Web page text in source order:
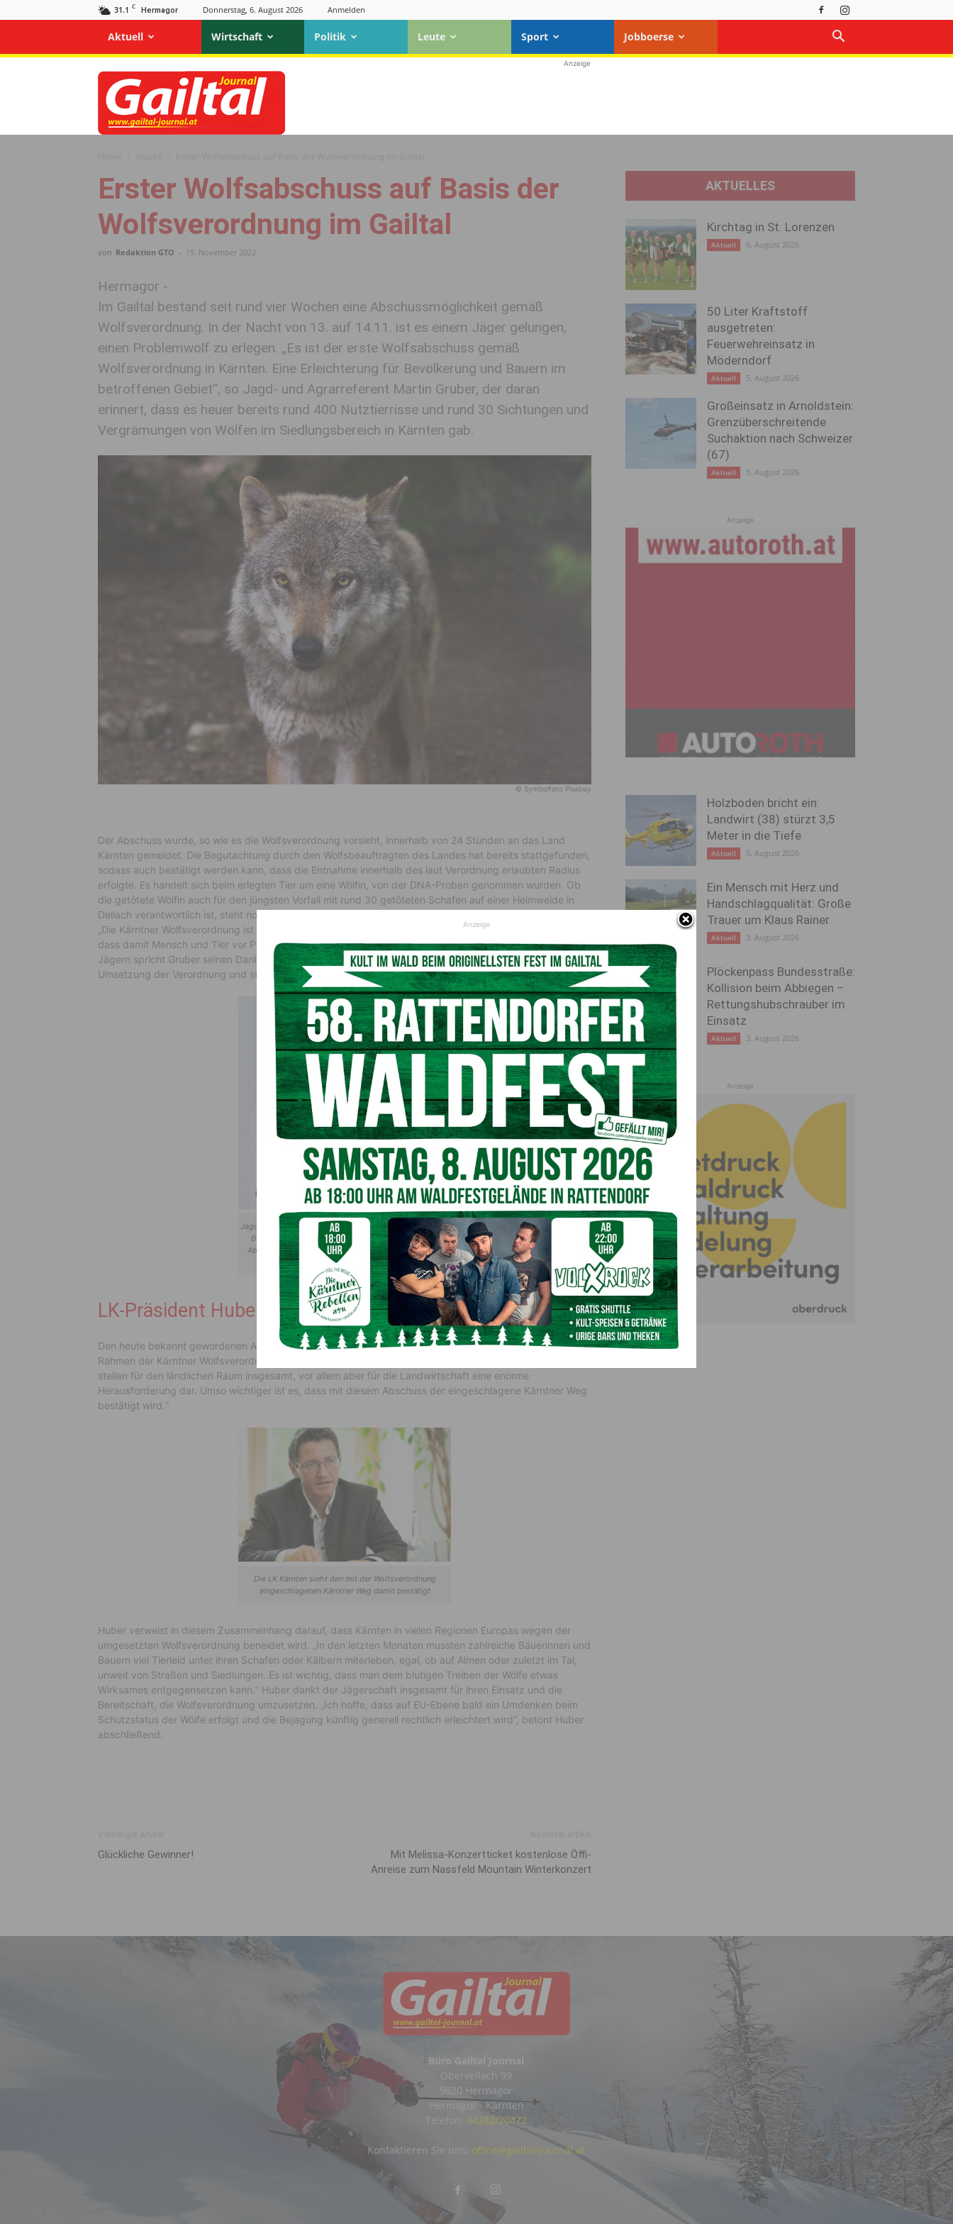
31.1 C Hermagor Donnerstag, 6. August 2026 Anmelden
Aktuell Wirtschaft Politik Leute Sport Jobboerse
Gailtal
Journal
Anzeige
Erster Wolfsabschuss auf Basis der
Wolfsverordnung im Gailtal
von Redaktion GTO - 15. November 2022
Hermagor -
Im Gailtal bestand seit rund vier Wochen eine Abschussmöglichkeit gemäß
Wolfsverordnung. In der Nacht von 13. auf 14.11. ist es einem Jäger gelungen,
einen Problemwolf zu erlegen. „Es ist der erste Wolfsabschuss gemäß
Wolfsverordnung in Kärnten. Eine Erleichterung für Bevölkerung und Bauern im
betroffenen Gebiet“, so Jagd- und Agrarreferent Martin Gruber, der daran
erinnert, dass es heuer bereits rund 400 Nutztierrisse und rund 30 Sichtungen und
Vergrämungen von Wölfen im Siedlungsbereich in Kärnten gab.
© Symbolfoto Pixabay
Der Abschuss wurde, so wie es die Wolfsverordnung vorsieht, innerhalb von 24 Stunden an das Land
Kärnten gemeldet. Die Begutachtung durch den Wolfsbeauftragten des Landes hat bereits stattgefunden,
sodass auch bestätigt werden kann, dass die Entnahme innerhalb des laut Verordnung erlaubten Radius
erfolgte. Es handelt sich beim erlegten Tier um eine Wölfin, von der DNA-Proben genommen wurden. Ob
die getötete Wölfin auch für den jüngsten Vorfall mit rund 30 getöteten Schafen auf einer Heimweide in
Dellach verantwortlich ist, steht noch nicht fest. Wir haben davon ausführlich
„Die Kärntner Wolfsverordnung ist österreichweit einzigartig und dieser erste Abschuss zeigt ganz klar,
dass damit Mensch und Tier vor Problemwölfen geschützt werden können“, so Gruber. Den beteiligten
Jägern spricht Gruber seinen Dank aus. „Ich danke der Jägerschafft für ihre Unterstützung bei der
Umsetzung der Verordnung und stelle mich schützend vor jeden, der dafür angegriffen wird.“
Jagd- und Agrarreferent Martin Gruber- Erleichterung für
Bevölkerung und Bauern im betroffenen Gebiet. Der
Abschuss wurde ordnungsgemäß gemeldet und vom
Wolfsbeauftragten begutachtet
LK-Präsident Huber begrüßt Wolfsabschuss im Gailtal
Den heute bekannt gewordenen Abschuss eines Wolfs im Gailtal, der dieser Tage im rechtlich erlaubten
Rahmen der Kärntner Wolfsverordnung erfolgte, sieht LK Präsident Siegfried Huber positiv: „Die Wölfe
stellen für den ländlichen Raum insgesamt, vor allem aber für die Landwirtschaft eine enorme
Herausforderung dar. Umso wichtiger ist es, dass mit diesem Abschuss der eingeschlagene Kärntner Weg
bestätigt wird.“
Die LK Kärnten sieht den mit der Wolfsverordnung
eingeschlagenen Kärntner Weg damit bestätigt
Huber verweist in diesem Zusammenhang darauf, dass Kärnten in vielen Regionen Europas wegen der
umgesetzten Wolfsverordnung beneidet wird. „In den letzten Monaten mussten zahlreiche Bäuerinnen und
Bauern viel Tierleid unter ihren Schafen oder Kälbern miterleben, egal, ob auf Almen oder zuletzt im Tal,
unweit von Straßen und Siedlungen. Es ist wichtig, dass man dem blutigen Treiben der Wölfe etwas
Wirksames entgegensetzen kann.“ Huber dankt der Jägerschaft insgesamt für ihren Einsatz und die
Bereitschaft, die Wolfsverordnung umzusetzen. „Ich hoffe, dass auf EU-Ebene bald ein Umdenken beim
Schutzstatus der Wölfe erfolgt und die Bejagung künftig generell rechtlich erleichtert wird“, betont Huber
abschließend.
Glückliche Gewinner!
Mit Melissa-Konzertticket kostenlose Öffi-
Anreise zum Nassfeld Mountain Winterkonzert
AKTUELLES
Kirchtag in St. Lorenzen
Aktuell 6. August 2026
50 Liter Kraftstoff
ausgetreten:
Feuerwehreinsatz in
Möderndorf
Aktuell 5. August 2026
Großeinsatz in Arnoldstein:
Grenzüberschreitende
Suchaktion nach Schweizer
(67)
Aktuell 5. August 2026
Anzeige
Holzboden bricht ein:
Landwirt (38) stürzt 3,5
Meter in die Tiefe
Aktuell 5. August 2026
Ein Mensch mit Herz und
Handschlagqualität: Große
Trauer um Klaus Rainer
Aktuell 3. August 2026
Plöckenpass Bundesstraße:
Kollision beim Abbiegen –
Rettungshubschrauber im
Einsatz
Aktuell 3. August 2026
Anzeige
Büro Gailtal Journal
Obervellach 99
9620 Hermagor
Hermagor - Kärnten
Telefon: 04282/20472
Kontaktieren Sie uns: office@gailtal-journal.at
Anzeige